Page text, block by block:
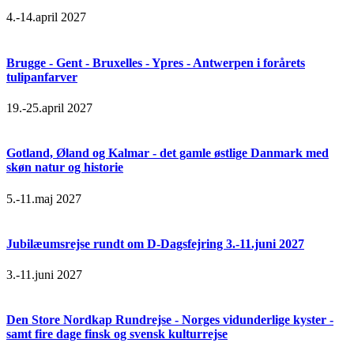
4.-14.april 2027
Brugge - Gent - Bruxelles - Ypres - Antwerpen i forårets
tulipanfarver
19.-25.april 2027
Gotland, Øland og Kalmar - det gamle østlige Danmark med
skøn natur og historie
5.-11.maj 2027
Jubilæumsrejse rundt om D-Dagsfejring 3.-11.juni 2027
3.-11.juni 2027
Den Store Nordkap Rundrejse - Norges vidunderlige kyster -
samt fire dage finsk og svensk kulturrejse